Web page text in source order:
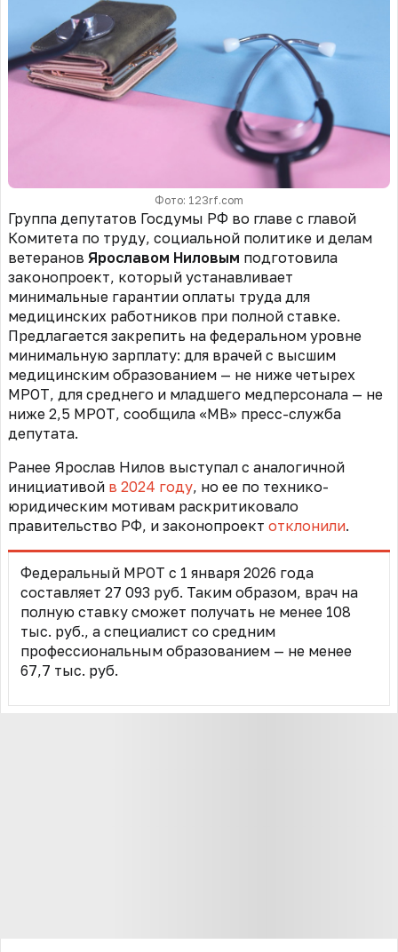
Фото: 123rf.com
Группа депутатов Госдумы РФ во главе с главой
Комитета по труду, социальной политике и делам
ветеранов Ярославом Ниловым подготовила
законопроект, который устанавливает
минимальные гарантии оплаты труда для
медицинских работников при полной ставке.
Предлагается закрепить на федеральном уровне
минимальную зарплату: для врачей с высшим
медицинским образованием — не ниже четырех
МРОТ, для среднего и младшего медперсонала — не
ниже 2,5 МРОТ, сообщила «МВ» пресс-служба
депутата.
Ранее Ярослав Нилов выступал с аналогичной
инициативой в 2024 году, но ее по технико-
юридическим мотивам раскритиковало
правительство РФ, и законопроект отклонили.
Федеральный МРОТ с 1 января 2026 года
составляет 27 093 руб. Таким образом, врач на
полную ставку сможет получать не менее 108
тыс. руб., а специалист со средним
профессиональным образованием — не менее
67,7 тыс. руб.